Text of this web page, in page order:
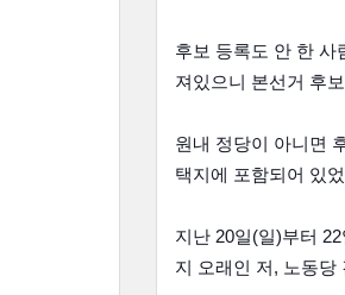
후보 등록도 안 한 사
져있으니 본선거 후
원내 정당이 아니면
택지에 포함되어 있
지난 20일(일)부터
지 오래인 저, 노동당